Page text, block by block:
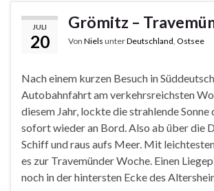
JULI
20
Grömitz –
Von Niels unterDeutschland Ostsee
Nach einem kurzen Besuch in
Autobahnfahrt am verkehrsreichsten
diesem Jahr, lockte die strahlende Sonne
sofort wieder an Bord. Also ab über die
Schiff und raus aufs Meer. Mit
es zur Travemünder Woche. Einen
noch in der hintersten Ecke des